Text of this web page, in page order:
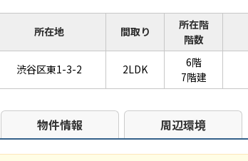
所在地 間取り
所在階
階数
渋谷区東1-3-2 2LDK
6階
7階建
物件情報 周辺環境